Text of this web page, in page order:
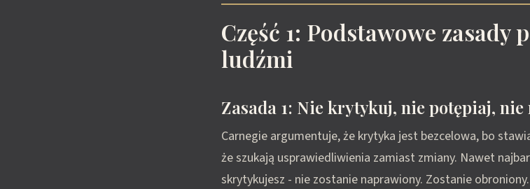
Część 1: Podstawowe zasady
ludźmi
Zasada 1: Nie krytykuj, nie potępiaj, nie
Carnegie argumentuje, że krytyka jest bezcelowa, bo
że szukają usprawiedliwienia zamiast zmiany. Nawet
skrytykujesz - nie zostanie naprawiony. Zostanie obroniony.